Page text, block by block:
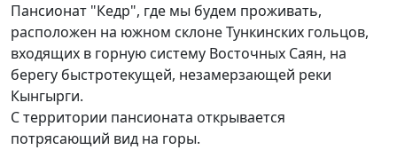
Пансионат "Кедр", где мы будем проживать,
расположен на южном склоне Тункинских гольцов,
входящих в горную систему Восточных Саян, на
берегу быстротекущей, незамерзающей реки
Кынгырги.
С территории пансионата открывается
потрясающий вид на горы.